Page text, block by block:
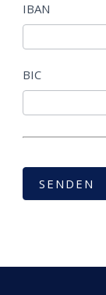
IBAN
BIC
SENDEN